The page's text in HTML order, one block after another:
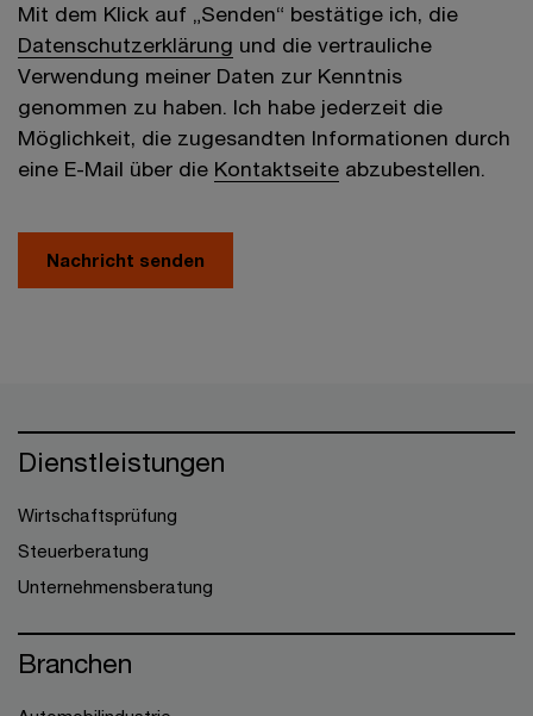
Mit dem Klick auf „Senden“ bestätige ich, die
Datenschutzerklärung und die vertrauliche
Verwendung meiner Daten zur Kenntnis
genommen zu haben. Ich habe jederzeit die
Möglichkeit, die zugesandten Informationen durch
eine E-Mail über die Kontaktseite abzubestellen.
Nachricht senden
Dienstleistungen
Wirtschaftsprüfung
Steuerberatung
Unternehmensberatung
Branchen